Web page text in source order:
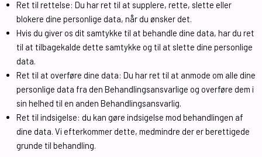
Ret til rettelse: Du har ret til at supplere, rette, slette eller
blokere dine personlige data, når du ønsker det.
Hvis du giver os dit samtykke til at behandle dine data, har du ret
til at tilbagekalde dette samtykke og til at slette dine personlige
data.
Ret til at overføre dine data: Du har ret til at anmode om alle dine
personlige data fra den Behandlingsansvarlige og overføre dem i
sin helhed til en anden Behandlingsansvarlig.
Ret til indsigelse: du kan gøre indsigelse mod behandlingen af ​​
dine data. Vi efterkommer dette, medmindre der er berettigede
grunde til behandling.